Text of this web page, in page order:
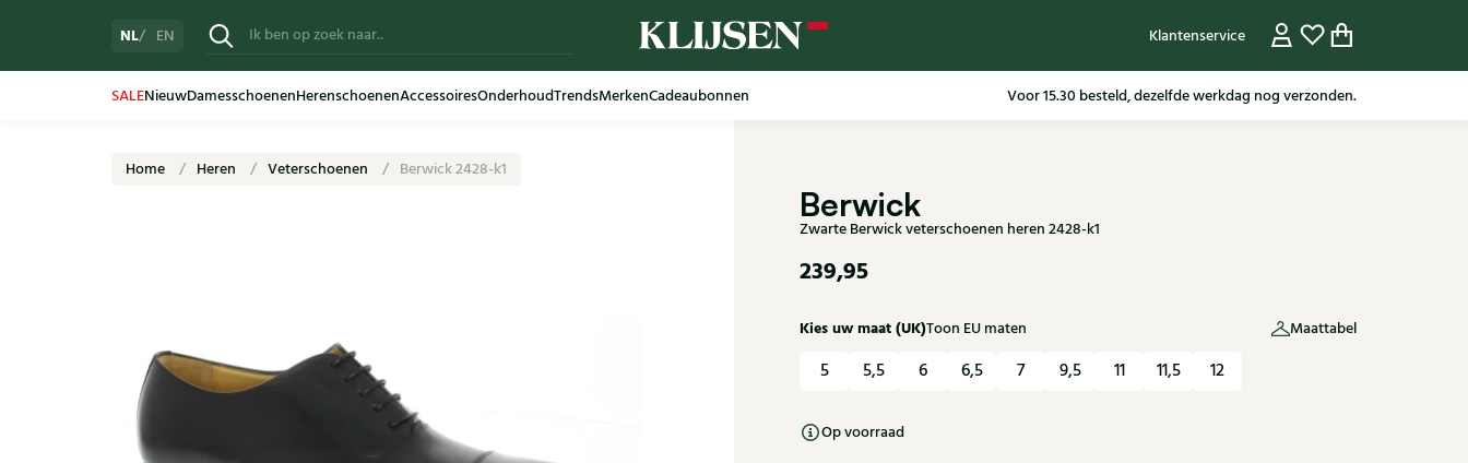
NL EN Klantenservice
SALENieuwDamesschoenenHerenschoenenAccessoiresOnderhoudTrendsMerkenCadeaubonnen Gratis verzending in NL vanaf 79,95* m.u.v sale artikelen.
Home Heren Veterschoenen Berwick 2428-k1
Berwick
Zwarte Berwick veterschoenen heren 2428-k1
239,95
Kies uw maat (UK)Toon EU maten Maattabel
5 5,5 6 6,5 7 9,5 11 11,5 12
Op voorraad